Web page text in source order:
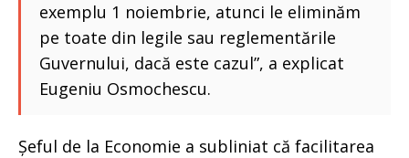
exemplu 1 noiembrie, atunci le eliminăm
pe toate din legile sau reglementările
Guvernului, dacă este cazul”, a explicat
Eugeniu Osmochescu.
Șeful de la Economie a subliniat că facilitarea